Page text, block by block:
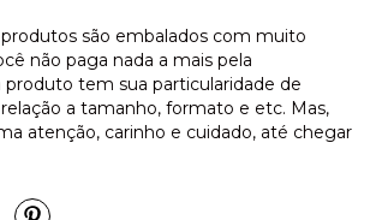
produtos são embalados com muito
não paga nada a mais pela
produto tem sua particularidade de
a tamanho, formato e etc. Mas,
atenção, carinho e cuidado, até chegar